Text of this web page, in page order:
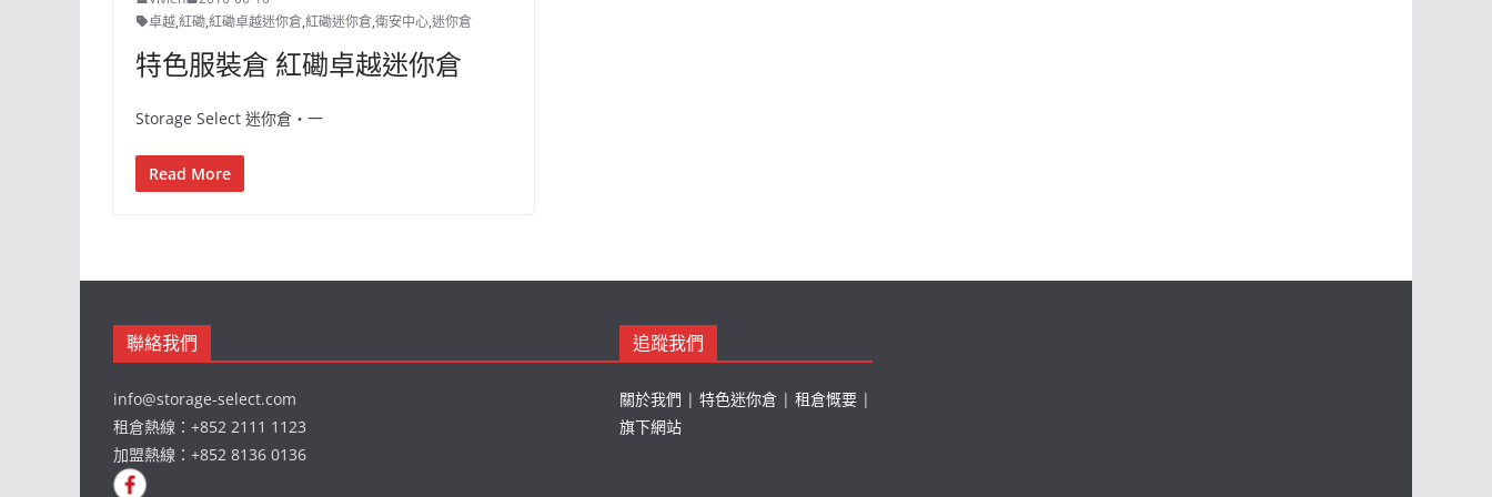
卓越,紅磡,紅磡卓越迷你倉,紅磡迷你倉,衛安中心,迷你倉
特色服裝倉 紅磡卓越迷你倉
Storage Select 迷你倉‧一
Read More
聯絡我們
info@storage-select.com
租倉熱線：+852 2111 1123
加盟熱線：+852 8136 0136
追蹤我們
關於我們 | 特色迷你倉 | 租倉慨要 |
旗下網站